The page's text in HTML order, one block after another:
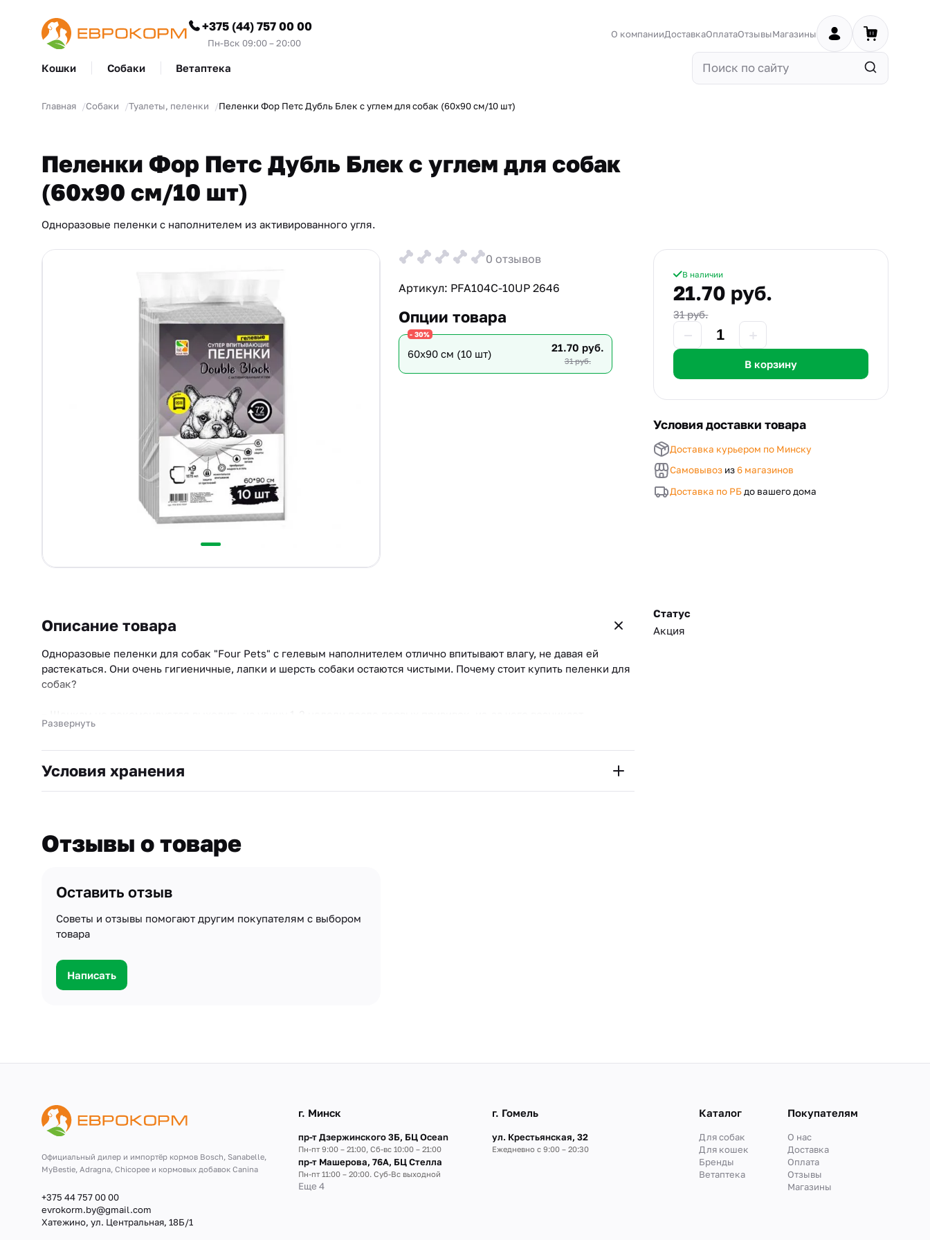
+375 (44) 757 00 00
Пн-Вск 09:00 – 20:00
О компанииДоставкаОплатаОтзывыМагазины
Кошки Собаки Ветаптека
Главная Собаки Туалеты, пеленки Пеленки Фор Петс Дубль Блек с углем для собак (60х90 см/10 шт)
Пеленки Фор Петс Дубль Блек с углем для собак
(60х90 см/10 шт)
Одноразовые пеленки с наполнителем из активированного угля.
0 отзывов
Артикул: PFA104C-10UP 2646
Опции товара
60х90 см (10 шт) 21.70 руб.
31 руб.
- 30%
В наличии
21.70 руб.
31 руб.
В корзину
Условия доставки товара
Доставка курьером по Минску
Самовывозиз6 магазинов
Доставка по РБдо вашего дома
Описание товара
Одноразовые пеленки для собак "Four Pets" с гелевым наполнителем отлично впитывают влагу, не давая ей
растекаться. Они очень гигиеничные, лапки и шерсть собаки остаются чистыми. Почему стоит купить пеленки для
собак?
необходимость воспользоваться пеленками;
− Пеленки понадобятся вашему питомцу во время длительной поездки;
Развернуть
Условия хранения
Статус
Акция
Отзывы о товаре
Оставить отзыв
Советы и отзывы помогают другим покупателям с выбором
товара
Написать
Официальный дилер и импортёр кормов Bosch, Sanabelle,
MyBestie, Adragna, Сhicopee и кормовых добавок Canina
+375 44 757 00 00
evrokorm.by@gmail.com
Хатежино, ул. Центральная, 18Б/1
г. Минск
пр-т Дзержинского 3Б, БЦ Ocean
Пн-пт 9:00 – 21:00, Сб-вс 10:00 – 21:00
пр-т Машерова, 76А, БЦ Стелла
Пн-пт 11:00 – 20:00. Суб-Вс выходной
Еще 4
г. Гомель
ул. Крестьянская, 32
Ежедневно с 9:00 – 20:30
Каталог
Для собак
Для кошек
Бренды
Ветаптека
Покупателям
О нас
Доставка
Оплата
Отзывы
Магазины